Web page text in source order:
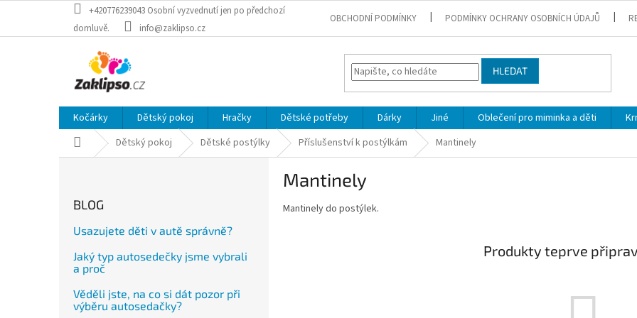
obsah
+420776239043 Osobní vyzvednutí jen po předchozí
domluvě.
info@zaklipso.cz
OBCHODNÍ PODMÍNKY PODMÍNKY OCHRANY OSOBNÍCH ÚDAJŮ
HLEDAT
Kočárky Dětský pokoj Hračky Dětské potřeby Dárky Jiné Oblečení pro miminka a děti
Domů Dětský pokoj Dětské postýlky Příslušenství k postýlkám Mantinely
BLOG
Usazujete děti v autě správně?
Jaký typ autosedečky jsme vybrali
a proč
Věděli jste, na co si dát pozor při
výběru autosedačky?
Mantinely
Mantinely do postýlek.
Produkty teprve